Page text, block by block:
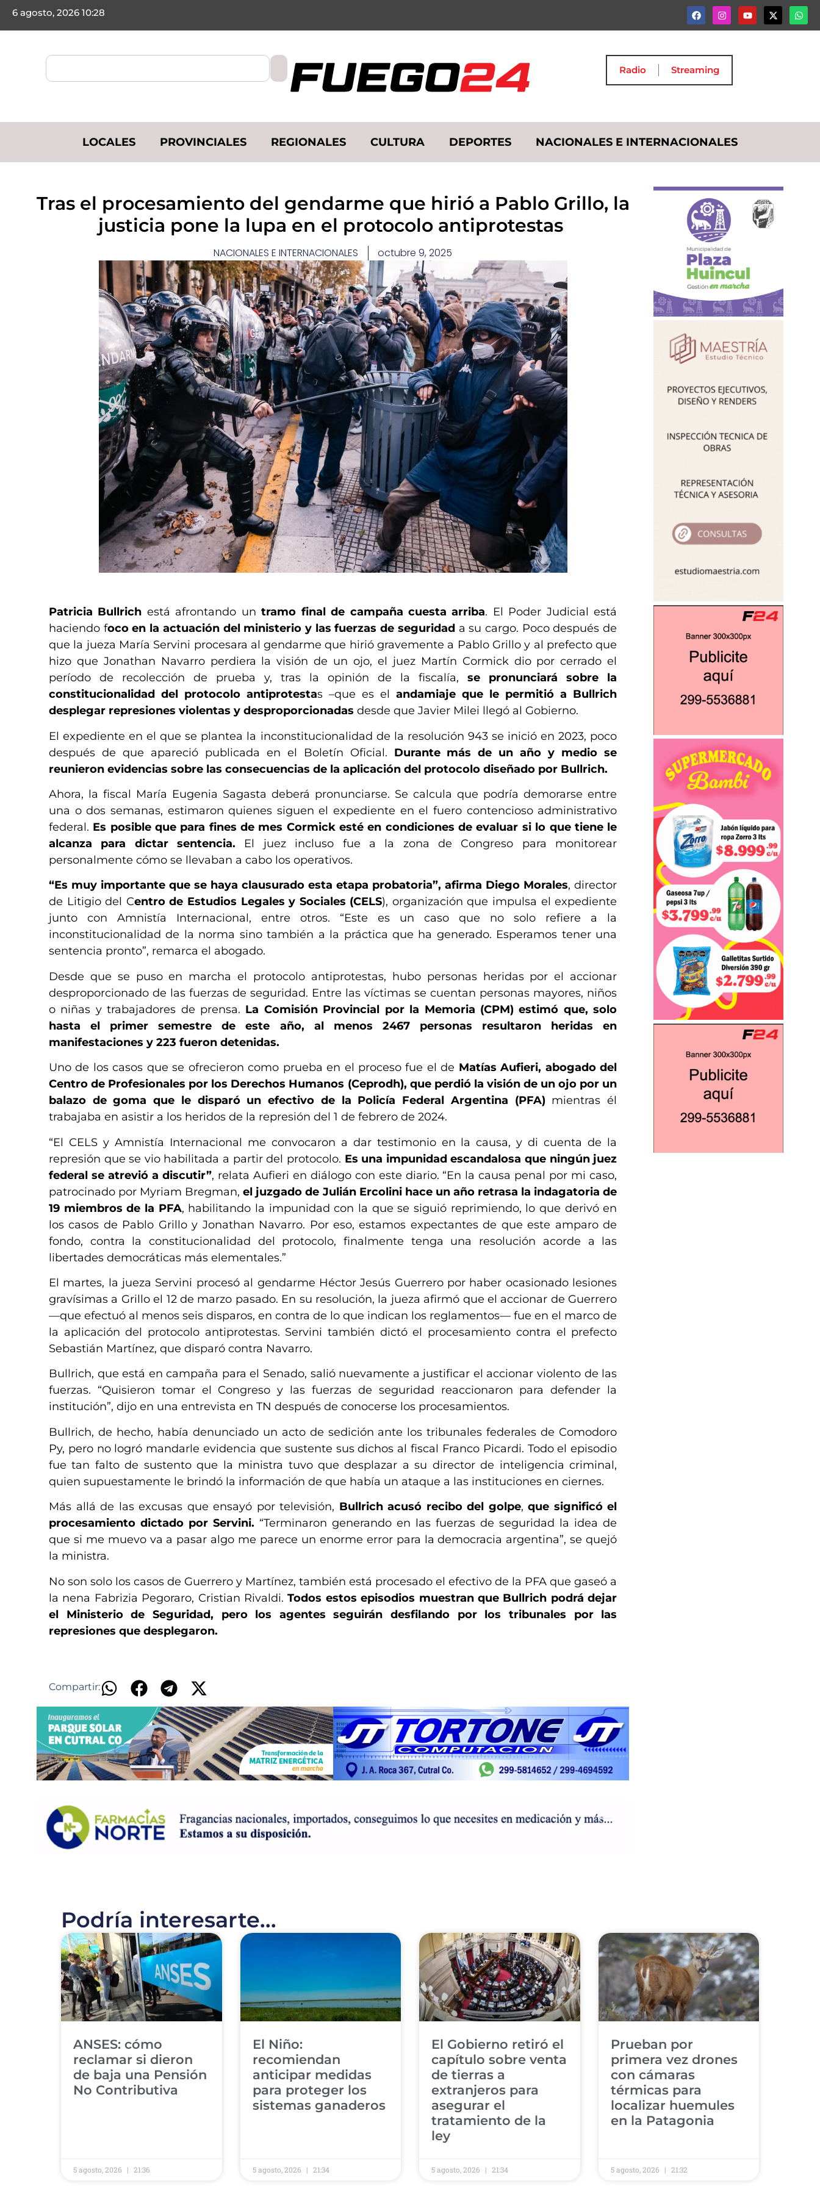
6 agosto, 2026 10:28
Radio Streaming
LOCALES PROVINCIALES REGIONALES CULTURA DEPORTES NACIONALES E INTERNACIONALES
Tras el procesamiento del gendarme que hirió a Pablo Grillo, la
justicia pone la lupa en el protocolo antiprotestas
NACIONALES E INTERNACIONALES octubre 9, 2025
Patricia Bullrich está afrontando untramo final de campañacuesta arriba. El Poder Judicial está
haciendo foco en la actuación del ministerio y las fuerzas de seguridada su cargo. Poco después de
que la jueza María Servini procesara al gendarme que hirió gravemente a Pablo Grillo y al prefecto que
hizo que Jonathan Navarro perdiera la visión de un ojo, el juez Martín Cormick dio por cerrado el
período de recolección de prueba y, tras la opinión de la fiscalía,se pronunciará sobre la
constitucionalidad del protocolo antiprotestas –que es elandamiaje que le permitió a Bullrich
desplegar represiones violentas y desproporcionadas desde que Javier Milei llegó al Gobierno.
El expediente en el que se plantea la inconstitucionalidad de la resolución 943 se inició en 2023, poco
después de que apareció publicada en el Boletín Oficial. Durante más de un año y medio se
reunieron evidencias sobre las consecuencias de la aplicación del protocolo diseñado por Bullrich.
Ahora, la fiscal María Eugenia Sagasta deberá pronunciarse. Se calcula que podría demorarse entre
una o dos semanas, estimaron quienes siguen el expediente en el fuero contencioso administrativo
federal. Es posible que para fines de mes Cormick esté en condiciones de evaluar si lo que tiene le
alcanza para dictar sentencia. El juez incluso fue a la zona de Congreso para monitorear
personalmente cómo se llevaban a cabo los operativos.
“Es muy importante que se haya clausurado esta etapa probatoria”, afirma Diego Morales, director
de Litigio del Centro de Estudios Legales y Sociales (CELS), organización que impulsa el expediente
junto con Amnistía Internacional, entre otros. “Este es un caso que no solo refiere a la
inconstitucionalidad de la norma sino también a la práctica que ha generado. Esperamos tener una
sentencia pronto”, remarca el abogado.
Desde que se puso en marcha el protocolo antiprotestas, hubo personas heridas por el accionar
desproporcionado de las fuerzas de seguridad. Entre las víctimas se cuentan personas mayores, niños
o niñas y trabajadores de prensa. La Comisión Provincial por la Memoria (CPM) estimó que, solo
hasta el primer semestre de este año, al menos 2467 personas resultaron heridas en
manifestaciones y 223 fueron detenidas.
Uno de los casos que se ofrecieron como prueba en el proceso fue el de Matías Aufieri, abogado del
Centro de Profesionales por los Derechos Humanos (Ceprodh), que perdió la visión de un ojo por un
balazo de goma que le disparó un efectivo de la Policía Federal Argentina (PFA)mientras él
trabajaba en asistir a los heridos de la represión del 1 de febrero de 2024.
“El CELS y Amnistía Internacional me convocaron a dar testimonio en la causa, y di cuenta de la
represión que se vio habilitada a partir del protocolo. Es una impunidad escandalosa que ningún juez
federal se atrevió a discutir”, relata Aufieri en diálogo con este diario. “En la causa penal por mi caso,
patrocinado por Myriam Bregman,el juzgado de Julián Ercolini hace un año retrasa la indagatoria de
19 miembros de la PFA, habilitando la impunidad con la que se siguió reprimiendo, lo que derivó en
los casos de Pablo Grillo y Jonathan Navarro. Por eso, estamos expectantes de que este amparo de
fondo, contra la constitucionalidad del protocolo, finalmente tenga una resolución acorde a las
libertades democráticas más elementales.”
El martes, la jueza Servini procesó al gendarme Héctor Jesús Guerrero por haber ocasionado lesiones
gravísimas a Grillo el 12 de marzo pasado. En su resolución, la jueza afirmó que el accionar de Guerrero
—que efectuó al menos seis disparos, en contra de lo que indican los reglamentos— fue en el marco de
la aplicación del protocolo antiprotestas. Servini también dictó el procesamiento contra el prefecto
Sebastián Martínez, que disparó contra Navarro.
Bullrich, que está en campaña para el Senado, salió nuevamente a justificar el accionar violento de las
fuerzas. “Quisieron tomar el Congreso y las fuerzas de seguridad reaccionaron para defender la
institución”, dijo en una entrevista en TN después de conocerse los procesamientos.
Bullrich, de hecho, había denunciado un acto de sedición ante los tribunales federales de Comodoro
Py, pero no logró mandarle evidencia que sustente sus dichos al fiscal Franco Picardi. Todo el episodio
fue tan falto de sustento que la ministra tuvo que desplazar a su director de inteligencia criminal,
quien supuestamente le brindó la información de que había un ataque a las instituciones en ciernes.
Más allá de las excusas que ensayó por televisión, Bullrich acusó recibo del golpe,que significó el
procesamiento dictado por Servini. “Terminaron generando en las fuerzas de seguridad la idea de
que si me muevo va a pasar algo me parece un enorme error para la democracia argentina”, se quejó
la ministra.
No son solo los casos de Guerrero y Martínez, también está procesado el efectivo de la PFA que gaseó a
la nena Fabrizia Pegoraro, Cristian Rivaldi.Todos estos episodios muestran que Bullrich podrá dejar
el Ministerio de Seguridad, pero los agentes seguirán desfilando por los tribunales por las
represiones que desplegaron.
Compartir:
Podría interesarte...
ANSES: cómo
reclamar si dieron
de baja una Pensión
No Contributiva
5 agosto, 2026 21:36
El Niño:
recomiendan
anticipar medidas
para proteger los
sistemas ganaderos
5 agosto, 2026 21:34
El Gobierno retiró el
capítulo sobre venta
de tierras a
extranjeros para
asegurar el
tratamiento de la
ley
5 agosto, 2026 21:34
Prueban por
primera vez drones
con cámaras
térmicas para
localizar huemules
en la Patagonia
5 agosto, 2026 21:32